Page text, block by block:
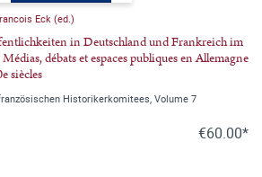
Eck (ed.)
in Deutschland und Frankreich im
débats et espaces publiques en Allemagne
siècles
Historikerkomitees, Volume 7
€60.00*